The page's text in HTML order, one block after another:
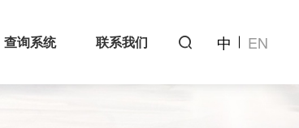
查询系统 联系我们  中 EN